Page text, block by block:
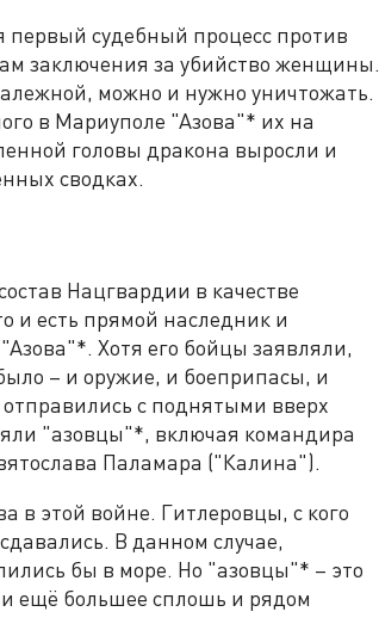
судебный процесс против
заключения за убийство женщины.
можно и нужно уничтожать.
в Мариуполе "Азова"* их на
головы дракона выросли и
сводках.
Нацгвардии в качестве
и есть прямой наследник и
Хотя его бойцы заявляли,
– и оружие, и боеприпасы, и
с поднятыми вверх
"азовцы"*, включая командира
Паламара ("Калина").
в этой войне. Гитлеровцы, с кого
В данном случае,
бы в море. Но "азовцы"* – это
ещё большее сплошь и рядом